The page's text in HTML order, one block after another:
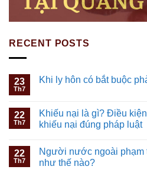
RECENT POSTS
23
Th7
Khi ly hôn có bắt buộc
22
Th7
Khiếu nại là gì? Điều
khiếu nại đúng pháp luật
22
Th7
Người nước ngoài phạm
như thế nào?